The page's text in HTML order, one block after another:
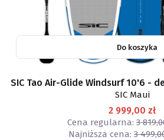
Do koszyka
SIC Tao Air-Glide Windsurf 10'6 -
SIC Maui
2 999,00 zł
Cena regularna: 3
Najniższa cena: 3